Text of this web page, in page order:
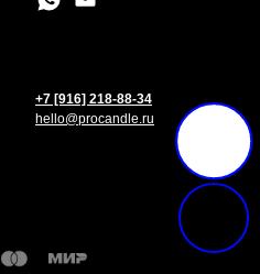
+7 [916] 218-88-34
hello@procandle.ru